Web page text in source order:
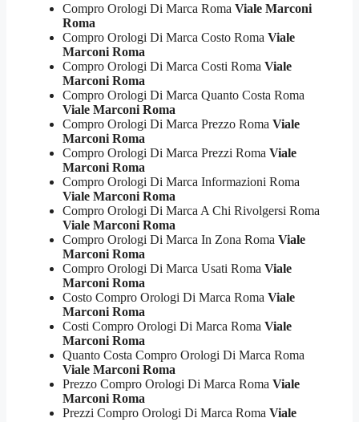
Compro Orologi Di Marca Roma Viale Marconi
Roma
Compro Orologi Di Marca Costo Roma Viale
Marconi Roma
Compro Orologi Di Marca Costi Roma Viale
Marconi Roma
Compro Orologi Di Marca Quanto Costa Roma
Viale Marconi Roma
Compro Orologi Di Marca Prezzo Roma Viale
Marconi Roma
Compro Orologi Di Marca Prezzi Roma Viale
Marconi Roma
Compro Orologi Di Marca Informazioni Roma
Viale Marconi Roma
Compro Orologi Di Marca A Chi Rivolgersi Roma
Viale Marconi Roma
Compro Orologi Di Marca In Zona Roma Viale
Marconi Roma
Compro Orologi Di Marca Usati Roma Viale
Marconi Roma
Costo Compro Orologi Di Marca Roma Viale
Marconi Roma
Costi Compro Orologi Di Marca Roma Viale
Marconi Roma
Quanto Costa Compro Orologi Di Marca Roma
Viale Marconi Roma
Prezzo Compro Orologi Di Marca Roma Viale
Marconi Roma
Prezzi Compro Orologi Di Marca Roma Viale